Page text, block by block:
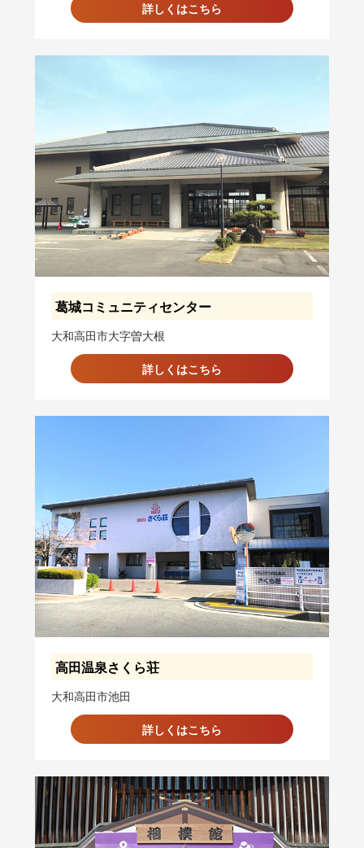
詳しくはこちら
葛城コミュニティセンター
大和高田市大字曽大根
詳しくはこちら
高田温泉さくら荘
大和高田市池田
詳しくはこちら